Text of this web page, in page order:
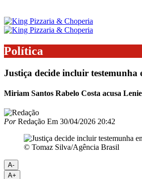
Política
Justiça decide incluir
Miriam Santos Rabelo Costa acusa
PorRedação Em 30/04/2026 20:42
© Tomaz Silva/Agência Brasil
A-
A+